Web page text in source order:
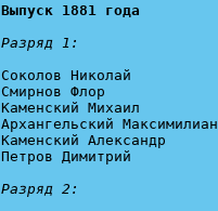
Выпуск 1881 года
Разряд 1:
Соколов Николай
Смирнов Флор
Каменский Михаил
Архангельский Максимилиан
Каменский Александр
Петров Димитрий
Разряд 2: